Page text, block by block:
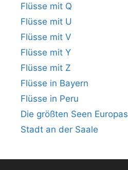
Flüsse mit Q
Flüsse mit U
Flüsse mit V
Flüsse mit Y
Flüsse mit Z
Flüsse in Bayern
Flüsse in Peru
Die größten Seen Europas
Stadt an der Saale